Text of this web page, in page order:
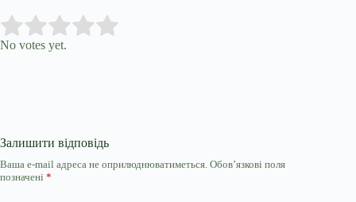
Rate this item:
No votes yet.
Залишити відповідь
Ваша e-mail адреса не оприлюднюватиметься. Обов’язкові поля
позначені *